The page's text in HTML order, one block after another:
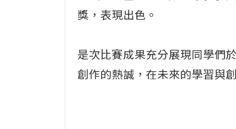
獎，表現出色。
是次比賽成果充分展現同學們
創作的熱誠，在未來的學習與